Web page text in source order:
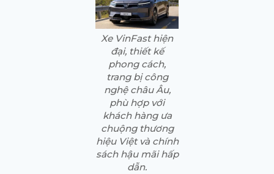
Xe VinFast hiện
đại, thiết kế
phong cách,
trang bị công
nghệ châu Âu,
phù hợp với
khách hàng ưa
chuộng thương
hiệu Việt và chính
sách hậu mãi hấp
dẫn.